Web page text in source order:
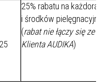
25% rabatu na
i środków
(rabat nie łączy się ze
Klienta AUDIKA)